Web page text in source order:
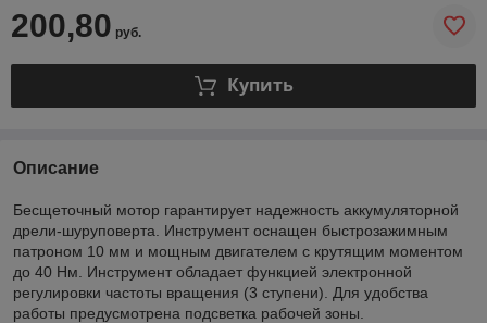
200,80 руб.
Купить
Описание
Бесщеточный мотор гарантирует надежность аккумуляторной
дрели-шуруповерта. Инструмент оснащен быстрозажимным
патроном 10 мм и мощным двигателем с крутящим моментом
до 40 Нм. Инструмент обладает функцией электронной
регулировки частоты вращения (3 ступени). Для удобства
работы предусмотрена подсветка рабочей зоны.